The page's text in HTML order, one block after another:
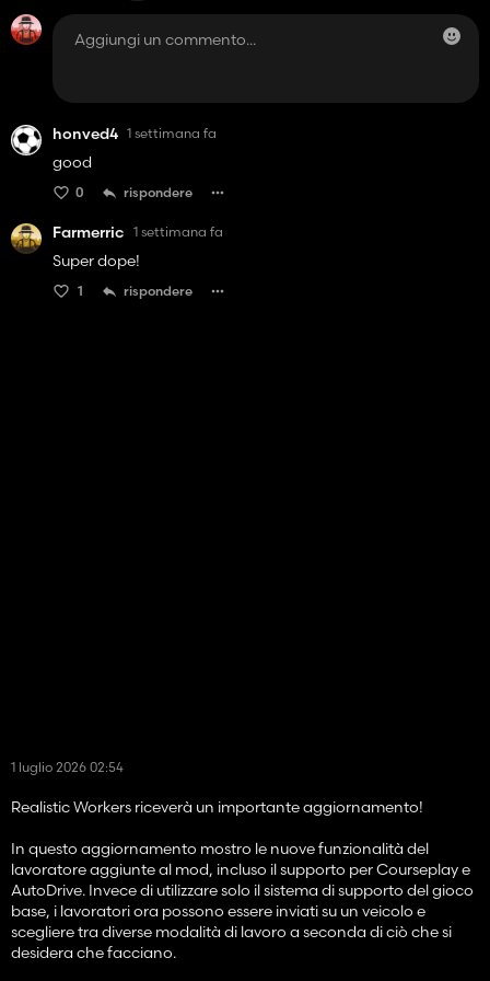
honved4 1 settimana fa
good
0 rispondere
Farmerric 1 settimana fa
Super dope!
1 rispondere
1 luglio 2026 02:54
Realistic Workers riceverà un importante aggiornamento!
In questo aggiornamento mostro le nuove funzionalità del
lavoratore aggiunte al mod, incluso il supporto per Courseplay e
AutoDrive. Invece di utilizzare solo il sistema di supporto del gioco
base, i lavoratori ora possono essere inviati su un veicolo e
scegliere tra diverse modalità di lavoro a seconda di ciò che si
desidera che facciano.